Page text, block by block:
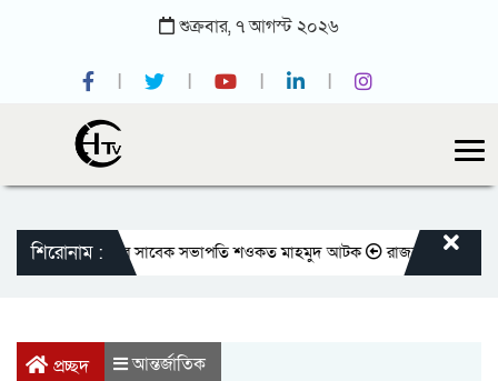
শুক্রবার,৭আগস্ট ২০২৬
শিরোনাম :
প্রেসক্লাবের সাবেক সভাপতি শওকত মাহমুদ আটক রাজবাড়ীতে বীর
প্রচ্ছদ আন্তর্জাতিক